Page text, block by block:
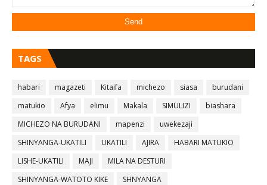
TAGS
habari magazeti Kitaifa michezo siasa
burudani
matukio
Afya elimu Makala SIMULIZI
biashara
MICHEZO NA BURUDANI
mapenzi
uwekezaji
SHINYANGA-UKATILI
UKATILI AJIRA
HABARI MATUKIO
LISHE-UKATILI
MAJI
MILA NA DESTURI
SHINYANGA-WATOTO KIKE
SHNYANGA